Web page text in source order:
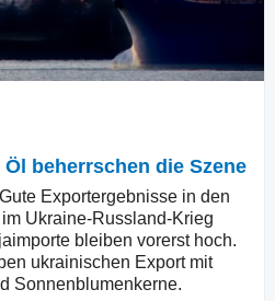
beherrschen die Szene
Exportergebnisse in den
Ukraine-Russland-Krieg
bleiben vorerst hoch.
ukrainischen Export mit
Sonnenblumenkerne.